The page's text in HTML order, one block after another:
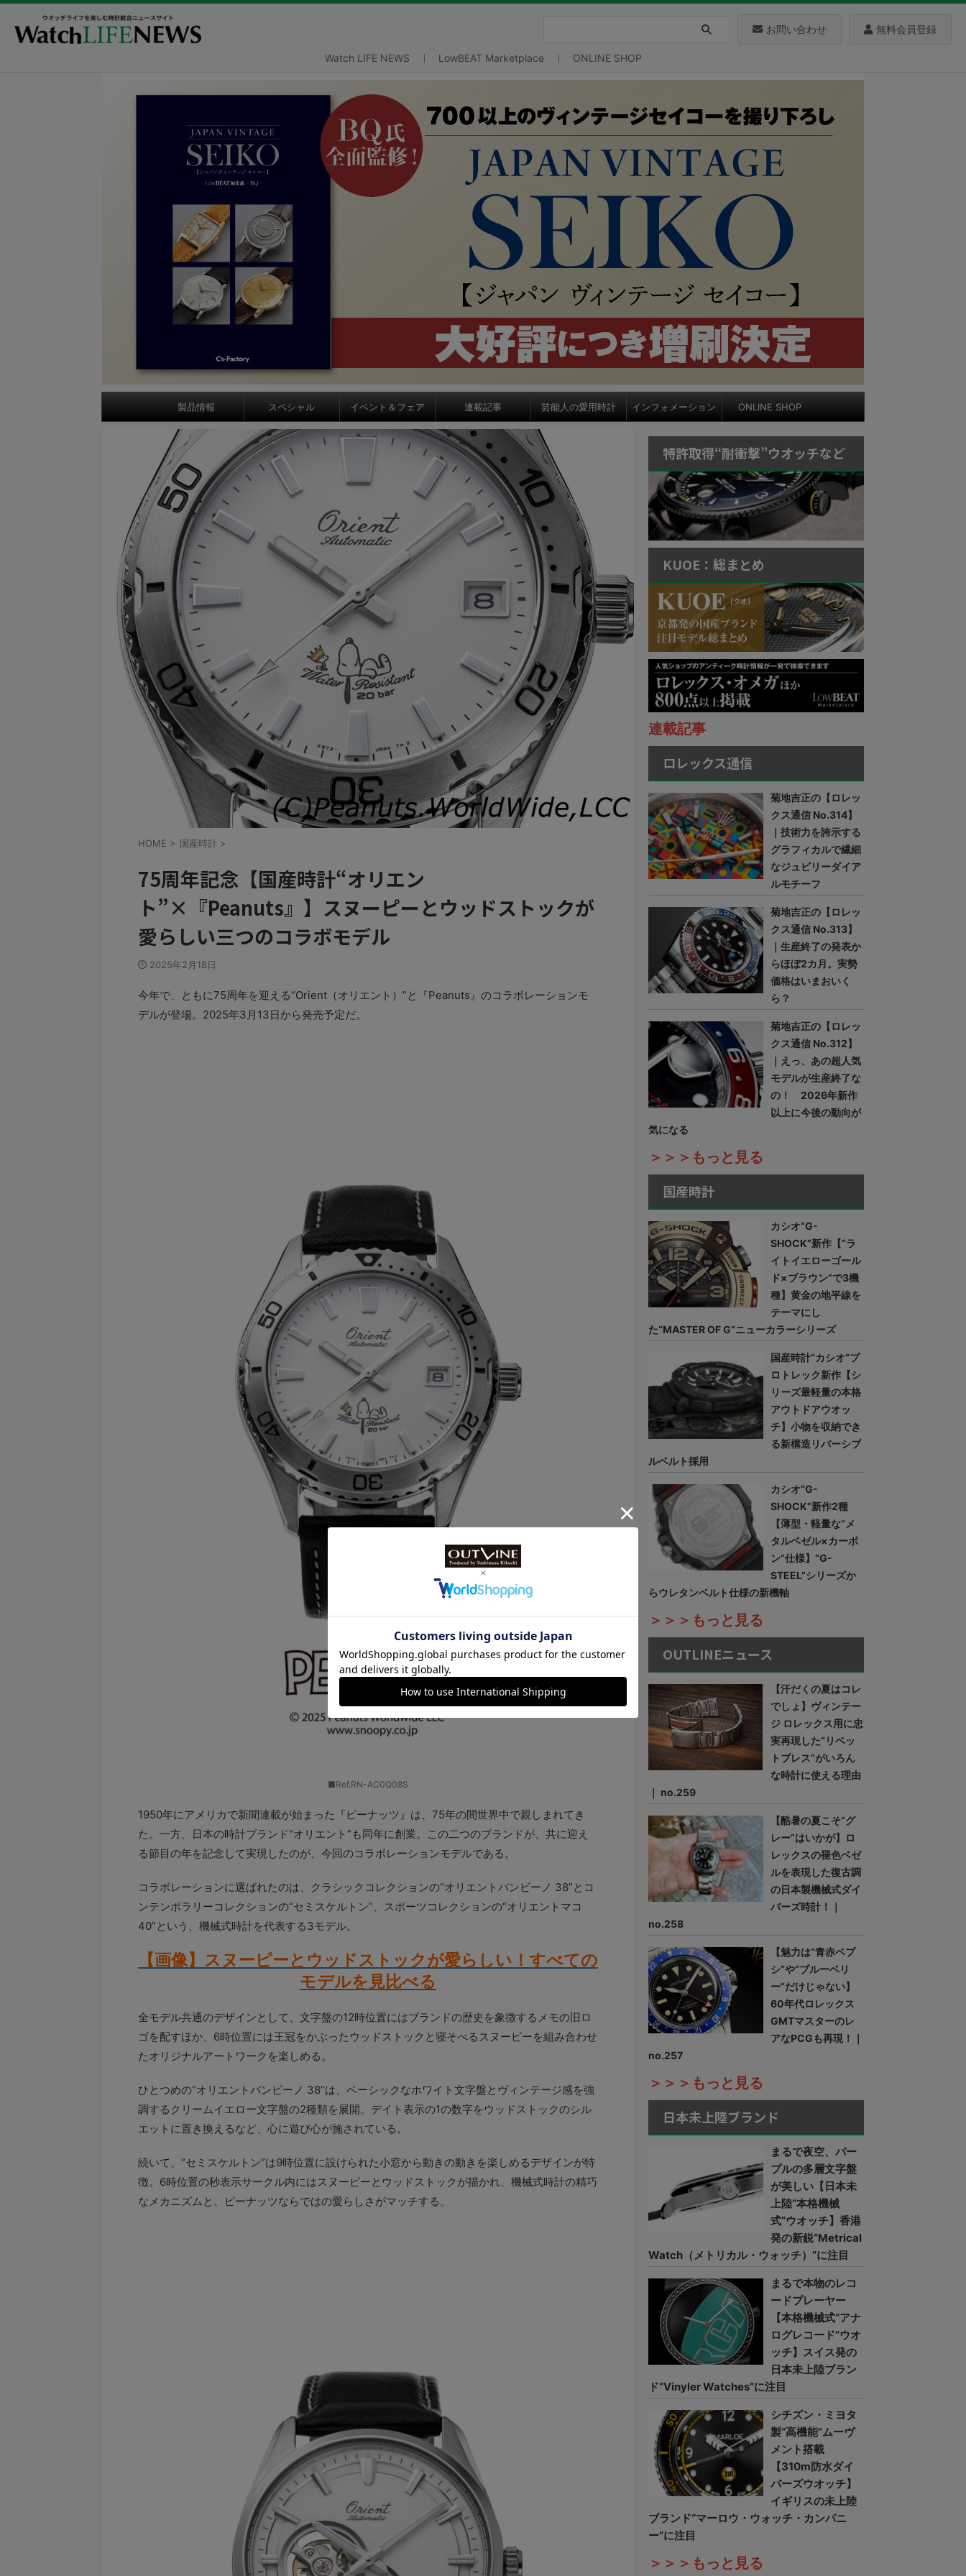
お問い合わせ 無料会員登録
Watch LIFE NEWS LowBEAT Marketplace ONLINE SHOP
製品情報 スペシャル イベント＆フェア 連載記事 芸能人の愛用時計 インフォメーション ONLINE SHOP
HOME > 国産時計 >
75周年記念【国産時計“オリエン
ト”×『Peanuts』】スヌーピーとウッドストックが
愛らしい三つのコラボモデル
2025年2月18日
今年で、ともに75周年を迎える“Orient（オリエント）”と『Peanuts』のコラボレーションモ
デルが登場。2025年3月13日から発売予定だ。
■Ref.RN-AC0Q08S
1950年にアメリカで新聞連載が始まった『ピーナッツ』は、75年の間世界中で親しまれてき
た。一方、日本の時計ブランド“オリエント”も同年に創業。この二つのブランドが、共に迎え
る節目の年を記念して実現したのが、今回のコラボレーションモデルである。
コラボレーションに選ばれたのは、クラシックコレクションの“オリエントバンビーノ 38”とコ
ンテンポラリーコレクションの“セミスケルトン”、スポーツコレクションの“オリエントマコ
40”という、機械式時計を代表する3モデル。
【画像】スヌーピーとウッドストックが愛らしい！すべての
モデルを見比べる
全モデル共通のデザインとして、文字盤の12時位置にはブランドの歴史を象徴するメモの旧ロ
ゴを配すほか、6時位置には王冠をかぶったウッドストックと寝そべるスヌーピーを組み合わせ
たオリジナルアートワークを楽しめる。
ひとつめの“オリエントバンビーノ 38”は、ベーシックなホワイト文字盤とヴィンテージ感を強
調するクリームイエロー文字盤の2種類を展開。デイト表示の1の数字をウッドストックのシル
エットに置き換えるなど、心に遊び心が施されている。
続いて、“セミスケルトン”は9時位置に設けられた小窓から動きの動きを楽しめるデザインが特
徴。6時位置の秒表示サークル内にはスヌーピーとウッドストックが描かれ、機械式時計の精巧
なメカニズムと、ピーナッツならではの愛らしさがマッチする。
特許取得“耐衝撃”ウオッチなど
KUOE：総まとめ
連載記事
ロレックス通信
菊地吉正の【ロレッ
クス通信 No.314】
｜技術力を誇示する
グラフィカルで繊細
なジュビリーダイア
ルモチーフ
菊地吉正の【ロレッ
クス通信 No.313】
｜生産終了の発表か
らほぼ2カ月。実勢
価格はいまおいく
ら？
菊地吉正の【ロレッ
クス通信 No.312】
｜えっ、あの超人気
モデルが生産終了な
の！ 2026年新作
以上に今後の動向が
気になる
＞＞＞もっと見る
国産時計
カシオ“G-
SHOCK”新作【“ラ
イトイエローゴール
ド×ブラウン”で3機
種】黄金の地平線を
テーマにし
た“MASTER OF G”ニューカラーシリーズ
国産時計“カシオ”プ
ロトレック新作【シ
リーズ最軽量の本格
アウトドアウオッ
チ】小物を収納でき
る新構造リバーシブ
ルベルト採用
カシオ“G-
SHOCK”新作2種
【薄型・軽量な“メ
タルベゼル×カーボ
ン”仕様】“G-
STEEL”シリーズか
らウレタンベルト仕様の新機軸
＞＞＞もっと見る
OUTLINEニュース
【汗だくの夏はコレ
でしょ】ヴィンテー
ジ ロレックス用に忠
実再現した“リベッ
トブレス”がいろん
な時計に使える理由
｜ no.259
【酷暑の夏こそ“グ
レー”はいかが】ロ
レックスの褪色ベゼ
ルを表現した復古調
の日本製機械式ダイ
バーズ時計！｜
no.258
【魅力は“青赤ペプ
シ”や“ブルーベリ
ー”だけじゃない】
60年代ロレックス
GMTマスターのレ
アなPCGも再現！｜
no.257
＞＞＞もっと見る
日本未上陸ブランド
まるで夜空、パー
プルの多層文字盤
が美しい【日本未
上陸“本格機械
式”ウオッチ】香港
発の新鋭“Metrical
Watch（メトリカル・ウォッチ）”に注目
まるで本物のレコ
ードプレーヤー
【本格機械式“アナ
ログレコード”ウオ
ッチ】スイス発の
日本未上陸ブラン
ド“Vinyler Watches”に注目
シチズン・ミヨタ
製“高機能”ムーヴ
メント搭載
【310m防水ダイ
バーズウオッチ】
イギリスの未上陸
ブランド“マーロウ・ウォッチ・カンパニ
ー”に注目
＞＞＞もっと見る